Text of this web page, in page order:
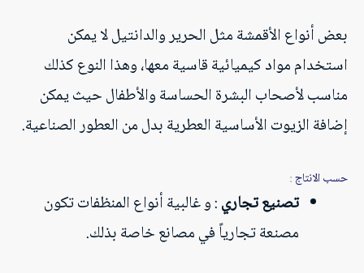
بعض أنواع الأقمشة مثل الحرير والدانتيل لا يمكن
استخدام مواد كيميائية قاسية معها، وهذا النوع كذلك
مناسب لأصحاب البشرة الحساسة والأطفال حيث يمكن
إضافة الزيوت الأساسية العطرية بدل من العطور الصناعية.
حسب الانتاج:
تصنيع تجاري: و غالبية أنواع المنظفات تكون
مصنعة تجارياً في مصانع خاصة بذلك.